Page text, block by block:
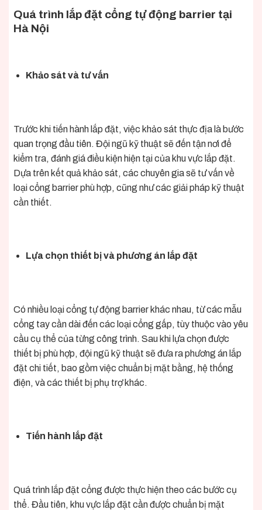
Quá trình lắp đặt cổng tự động barrier tại
Hà Nội
Khảo sát và tư vấn
Trước khi tiến hành lắp đặt, việc khảo sát thực địa là bước
quan trọng đầu tiên. Đội ngũ kỹ thuật sẽ đến tận nơi để
kiểm tra, đánh giá điều kiện hiện tại của khu vực lắp đặt.
Dựa trên kết quả khảo sát, các chuyên gia sẽ tư vấn về
loại cổng barrier phù hợp, cũng như các giải pháp kỹ thuật
cần thiết.
Lựa chọn thiết bị và phương án lắp đặt
Có nhiều loại cổng tự động barrier khác nhau, từ các mẫu
cổng tay cần dài đến các loại cổng gấp, tùy thuộc vào yêu
cầu cụ thể của từng công trình. Sau khi lựa chọn được
thiết bị phù hợp, đội ngũ kỹ thuật sẽ đưa ra phương án lắp
đặt chi tiết, bao gồm việc chuẩn bị mặt bằng, hệ thống
điện, và các thiết bị phụ trợ khác.
Tiến hành lắp đặt
Quá trình lắp đặt cổng được thực hiện theo các bước cụ
thể. Đầu tiên, khu vực lắp đặt cần được chuẩn bị mặt